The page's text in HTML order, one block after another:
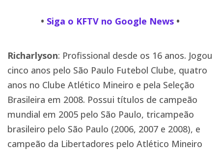
• Siga o KFTV no Google News•
Richarlyson: Profissional desde os 16 anos. Jogou
cinco anos pelo São Paulo Futebol Clube, quatro
anos no Clube Atlético Mineiro e pela Seleção
Brasileira em 2008. Possui títulos de campeão
mundial em 2005 pelo São Paulo, tricampeão
brasileiro pelo São Paulo (2006, 2007 e 2008), e
campeão da Libertadores pelo Atlético Mineiro